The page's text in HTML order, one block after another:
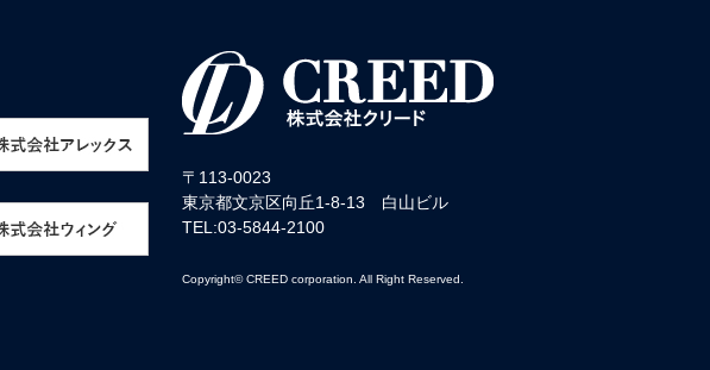
〒113-0023
東京都文京区向丘1-8-13 白山ビル
TEL:03-5844-2100
Copyright© CREED corporation. All Right Reserved.